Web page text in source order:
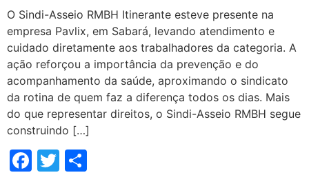
O Sindi-Asseio RMBH Itinerante esteve presente na
empresa Pavlix, em Sabará, levando atendimento e
cuidado diretamente aos trabalhadores da categoria. A
ação reforçou a importância da prevenção e do
acompanhamento da saúde, aproximando o sindicato
da rotina de quem faz a diferença todos os dias. Mais
do que representar direitos, o Sindi-Asseio RMBH segue
construindo […]
Facebook
Twitter